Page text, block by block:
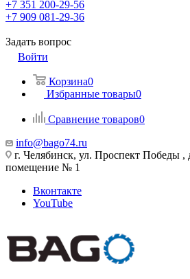
+7 351 200-29-56
+7 909 081-29-36
Задать вопрос
Войти
Корзина0
Избранные товары0
Сравнение товаров0
info@bago74.ru
г. Челябинск, ул. Проспект Победы
помещение № 1
Вконтакте
YouTube